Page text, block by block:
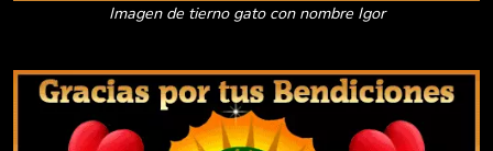
Imagen de tierno gato con nombre Igor